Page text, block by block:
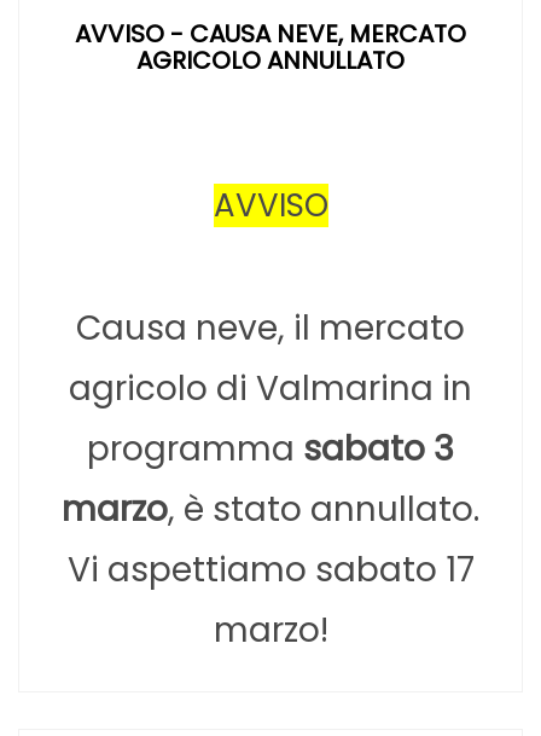
AVVISO - CAUSA NEVE, MERCATO
AGRICOLO ANNULLATO
AVVISO
Causa neve, il mercato
agricolo di Valmarina in
programma sabato 3
marzo, è stato annullato.
Vi aspettiamo sabato 17
marzo!